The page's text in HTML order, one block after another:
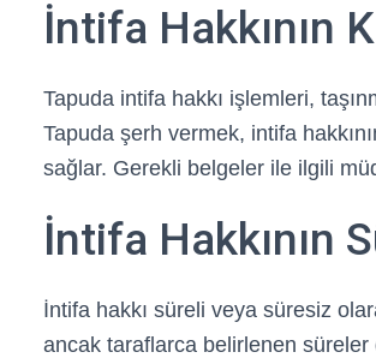
İntifa Hakkının
Tapuda intifa hakkı işlemleri,
Tapuda şerh vermek, intifa
sağlar. Gerekli belgeler ile ilgili
İntifa Hakkının
İntifa hakkı süreli veya süresiz
ancak taraflarca belirlenen süreler